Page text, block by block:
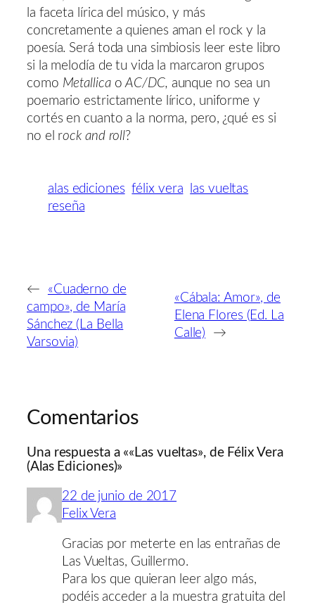
la faceta lírica del músico, y más
concretamente a quienes aman el rock y la
poesía. Será toda una simbiosis leer este libro
si la melodía de tu vida la marcaron grupos
como Metallica oAC/DC, aunque no sea un
poemario estrictamente lírico, uniforme y
cortés en cuanto a la norma, pero, ¿qué es si
no el rock and roll?
alas ediciones félix vera
las vueltas
reseña
←
«Cuaderno de
campo», de María
Sánchez (La Bella
Varsovia)
«Cábala: Amor», de
Elena Flores (Ed. La
Calle)
→
Comentarios
Una respuesta a ««Las vueltas», de Félix Vera
(Alas Ediciones)»
22 de junio de 2017
Felix Vera
Gracias por meterte en las entrañas de
Las Vueltas, Guillermo.
Para los que quieran leer algo más,
podéis acceder a la muestra gratuita del